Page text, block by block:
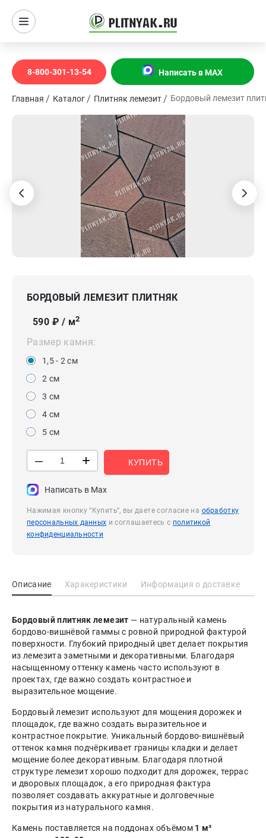
8-800-301-13-54 Написать в MAX
Главная Каталог Плитняк лемезит Бордовый лемезит
БОРДОВЫЙ ЛЕМЕЗИТ ПЛИТНЯК
590 ₽ / м2
Размер камня:
1,5 - 2 см
2 см
3 см
4 см
5 см
— + КУПИТЬ
Написать в Max
Нажимая кнопку “Купить”, вы даете согласие на обработку
персональных данных и соглашаетесь с политикой
конфиденциальности
Описание Харакеристики Информация о доставке
Бордовый плитняк лемезит — натуральный камень
бордово-вишнёвой гаммы с ровной природной фактурой
поверхности. Глубокий природный цвет делает покрытия
из лемезита заметными и декоративными. Благодаря
насыщенному оттенку камень часто используют в
проектах, где важно создать контрастное и
выразительное мощение.
Бордовый лемезит используют для мощения дорожек и
площадок, где важно создать выразительное и
контрастное покрытие. Уникальный бордово-вишнёвый
оттенок камня подчёркивает границы кладки и делает
мощение более декоративным. Благодаря плотной
структуре лемезит хорошо подходит для дорожек, террас
и дворовых площадок, а его природная фактура
позволяет создавать аккуратные и долговечные
покрытия из натурального камня.
Камень поставляется на поддонах объёмом 1 м³